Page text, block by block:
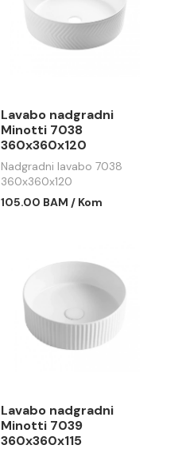
Lavabo nadgradni
Minotti 7038
360x360x120
Nadgradni lavabo 7038
360x360x120
105.00 BAM / Kom
Lavabo nadgradni
Minotti 7039
360x360x115